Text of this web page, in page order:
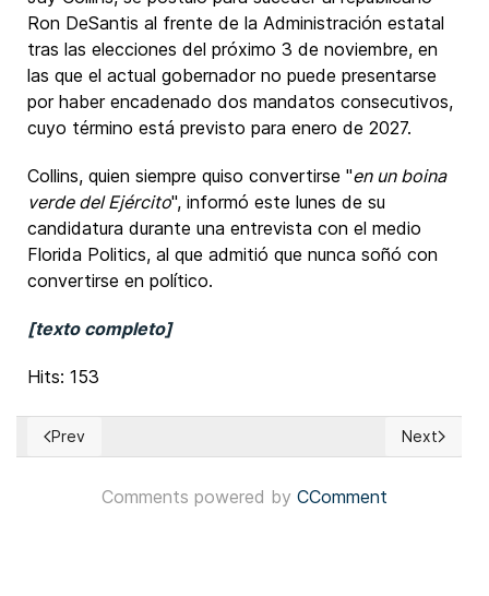
Ron DeSantis al frente de la Administración estatal
tras las elecciones del próximo 3 de noviembre, en
las que el actual gobernador no puede presentarse
por haber encadenado dos mandatos consecutivos,
cuyo término está previsto para enero de 2027.
Collins, quien siempre quiso convertirse "en un boina
verde del Ejército", informó este lunes de su
candidatura durante una entrevista con el medio
Florida Politics, al que admitió que nunca soñó con
convertirse en político.
[texto completo]
Hits: 153
Previous article: EUA: Demócrata Helena Moreno asumió
Prev Next
Next
Comments powered by CComment